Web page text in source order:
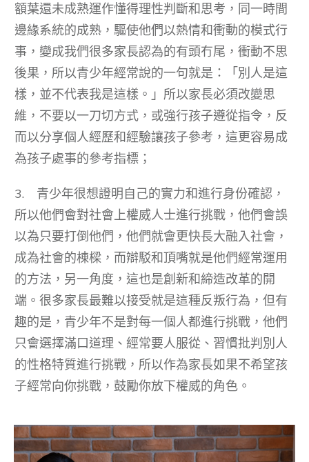
額葉還未成熟運作懂得理性判斷和思考，同一時間
邊緣系統的成熟，驅使他們以熱情和衝動的模式行
事，變成我們很多家長認為的有頭冇尾，衝動不思
後果，所以青少年經常說的一句就是：「別人是這
樣，並不代表我是這樣。」所以家長必須改變思
維，不要以一刀切方式，或強行孩子遵從指令，反
而以分享個人經歷和經驗讓孩子參考，這更容易成
為孩子處事的參考指標；
3. 青少年很想證明自己的實力和進行身份確認，
所以他們會對社會上權威人士進行挑戰，他們會誤
以為只要打倒他們，他們就會更快長大融入社會，
成為社會的棟樑，而辯駁和頂嘴就是他們經常運用
的方法，另一角度，這也是創新和締造改革的開
端。很多家長最難以接受就是這種反叛行為，但有
趣的是，青少年不是對每一個人都進行挑戰，他們
只會選擇滿口道理、經常要人服從、習慣批判別人
的性格特質進行挑戰，所以作為家長如果不希望孩
子經常向你挑戰，鼓勵你放下權威的角色。